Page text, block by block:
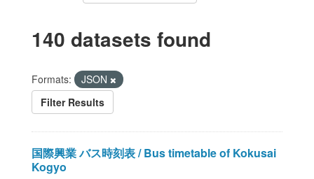
140 datasets found
Formats:
JSON
Filter Results
国際興業 バス時刻表 / Bus timetable of Kokusai
Kogyo